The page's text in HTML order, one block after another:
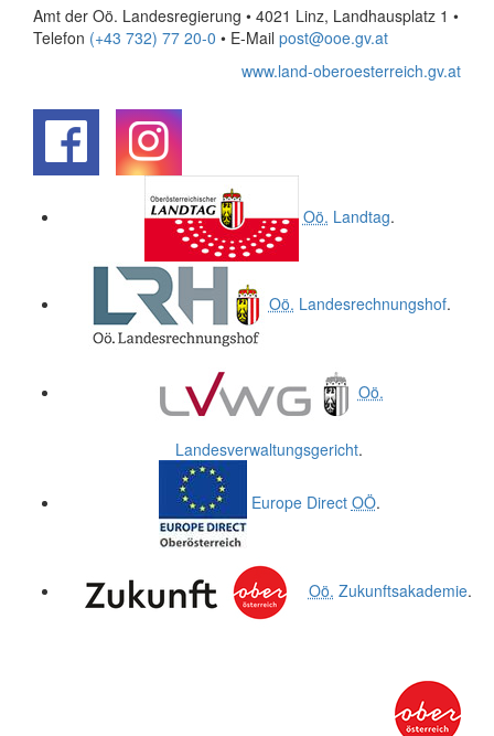
Amt der Oö. Landesregierung • 4021 Linz, Landhausplatz 1 •
Telefon (+43 732) 77 20-0 • E-Mail post@ooe.gv.at
www.land-oberoesterreich.gv.at
Oö. Landtag.
Oö. Landesrechnungshof.
Oö.
Landesverwaltungsgericht.
Europe Direct OÖ.
Oö. Zukunftsakademie.